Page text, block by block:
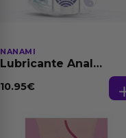
NANAMI
Lubricante Anal
Dilatación Base Agua
10.95€